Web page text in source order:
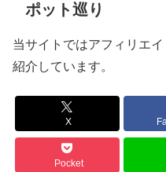
ポット巡り
当サイトではアフィリエ
紹介しています。
X
Pocket